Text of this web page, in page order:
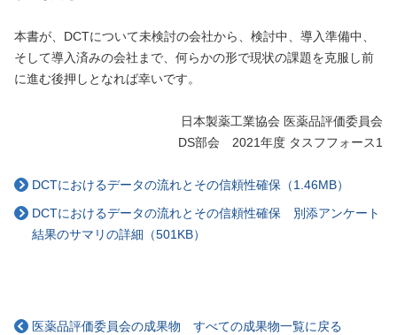
本書が、DCTについて未検討の会社から、検討中、導入準備中、
そして導入済みの会社まで、何らかの形で現状の課題を克服し前
に進む後押しとなれば幸いです。
日本製薬工業協会 医薬品評価委員会
DS部会 2021年度 タスフフォース1
DCTにおけるデータの流れとその信頼性確保（1.46MB）
DCTにおけるデータの流れとその信頼性確保 別添アンケート
結果のサマリの詳細（501KB）
医薬品評価委員会の成果物 すべての成果物一覧に戻る